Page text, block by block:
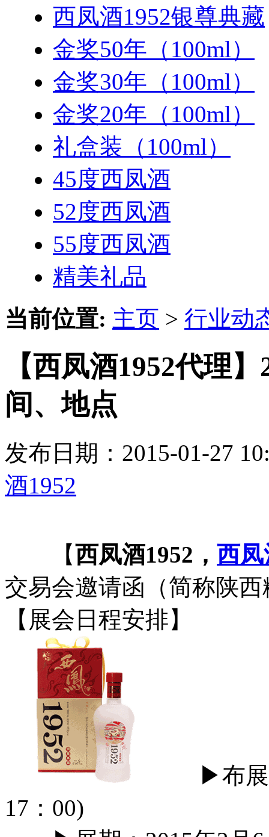
西凤酒1952银尊典藏
金奖50年（100ml）
金奖30年（100ml）
金奖20年（100ml）
礼盒装（100ml）
45度西凤酒
52度西凤酒
55度西凤酒
精美礼品
当前位置: 主页 > 行业动
【西凤酒1952代理
间、地点
发布日期：2015-01-27
酒1952
【西凤酒1952， 西
交易会邀请函（简称陕
【展会日程安排】
▶布展：
17：00)